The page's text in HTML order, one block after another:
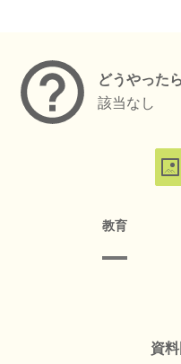
どうやった
該当なし
教育
資